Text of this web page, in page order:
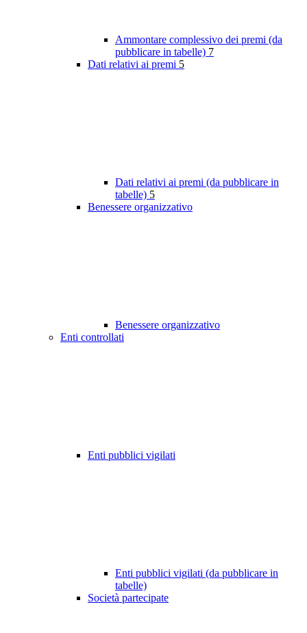
Ammontare complessivo dei premi (da
pubblicare in tabelle) 7
Dati relativi ai premi 5
Dati relativi ai premi (da pubblicare in
tabelle) 5
Benessere organizzativo
Benessere organizzativo
Enti controllati
Enti pubblici vigilati
Enti pubblici vigilati (da pubblicare in
tabelle)
Società partecipate